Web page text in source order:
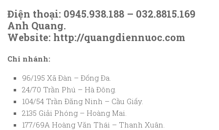
Điện thoại: 0945.938.188 – 032.8815.169
Anh Quang.
Website: http://quangdiennuoc.com
Chi nhánh:
96/195 Xã Đàn – Đống Đa.
24/70 Trần Phú – Hà Đông.
104/54 Trần Đăng Ninh – Cầu Giấy.
2135 Giải Phóng – Hoàng Mai.
177/69A Hoàng Văn Thái – Thanh Xuân.